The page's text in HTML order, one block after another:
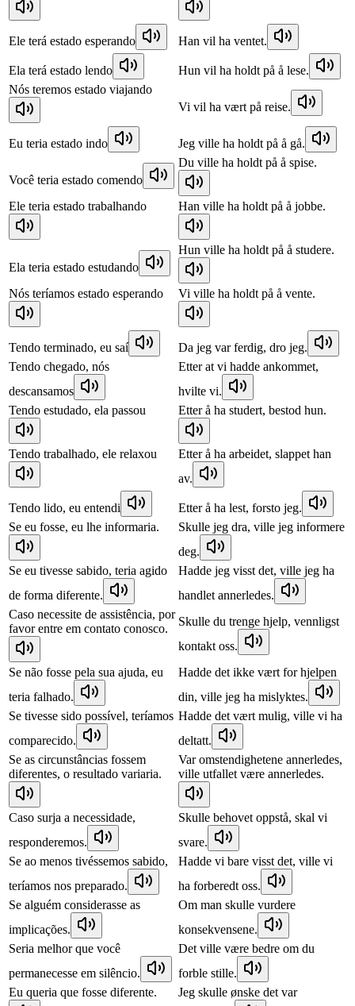
Ele terá estado esperando Han vil ha ventet.
Ela terá estado lendo
Hun vil ha holdt på å lese.
Nós teremos estado viajando
Vi vil ha vært på reise.
Eu teria estado indo Jeg ville ha holdt på å gå.
Você teria estado comendo
Du ville ha holdt på å spise.
Ele teria estado trabalhando Han ville ha holdt på å jobbe.
Ela teria estado estudando
Hun ville ha holdt på å studere.
Nós teríamos estado esperando Vi ville ha holdt på å vente.
Tendo terminado, eu saí
Da jeg var ferdig, dro jeg.
Tendo chegado, nós
descansamos
Etter at vi hadde ankommet,
hvilte vi.
Tendo estudado, ela passou
Etter å ha studert, bestod hun.
Tendo trabalhado, ele relaxou
Etter å ha arbeidet, slappet han
av.
Tendo lido, eu entendi
Etter å ha lest, forsto jeg.
Se eu fosse, eu lhe informaria.
Skulle jeg dra, ville jeg informere
deg.
Se eu tivesse sabido, teria agido
de forma diferente.
Hadde jeg visst det, ville jeg ha
handlet annerledes.
Caso necessite de assistência, por
favor entre em contato conosco.
Skulle du trenge hjelp, vennligst
kontakt oss.
Se não fosse pela sua ajuda, eu
teria falhado.
Hadde det ikke vært for hjelpen
din, ville jeg ha mislyktes.
Se tivesse sido possível, teríamos
comparecido.
Hadde det vært mulig, ville vi ha
deltatt.
Se as circunstâncias fossem
diferentes, o resultado variaria.
Var omstendighetene annerledes,
ville utfallet være annerledes.
Caso surja a necessidade,
responderemos.
Skulle behovet oppstå, skal vi
svare.
Se ao menos tivéssemos sabido,
teríamos nos preparado.
Hadde vi bare visst det, ville vi
ha forberedt oss.
Se alguém considerasse as
implicações.
Om man skulle vurdere
konsekvensene.
Seria melhor que você
permanecesse em silêncio.
Det ville være bedre om du
forble stille.
Eu queria que fosse diferente.
Jeg skulle ønske det var